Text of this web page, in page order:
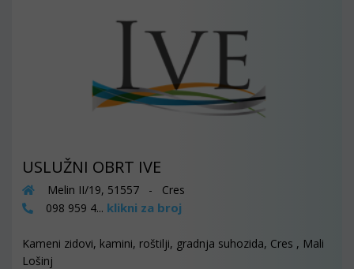
USLUŽNI OBRT IVE
Melin II/19, 51557 - Cres
098 959 4... klikni za broj
Kameni zidovi, kamini, roštilji, gradnja suhozida, Cres , Mali
Lošinj